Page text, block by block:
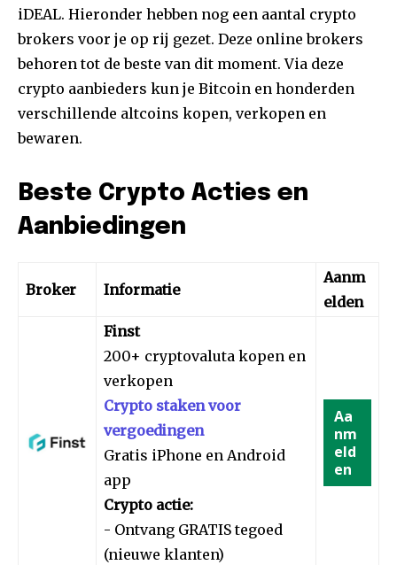
iDEAL. Hieronder hebben nog een aantal crypto
brokers voor je op rij gezet. Deze online brokers
behoren tot de beste van dit moment. Via deze
crypto aanbieders kun je Bitcoin en honderden
verschillende altcoins kopen, verkopen en
bewaren.
Beste Crypto Acties en
Aanbiedingen
Broker Informatie
Aanm
elden
Finst
200+ cryptovaluta kopen en
verkopen
Crypto staken voor
vergoedingen
Gratis iPhone en Android
app
Crypto actie:
- Ontvang GRATIS tegoed
(nieuwe klanten)
Aa
nm
eld
en